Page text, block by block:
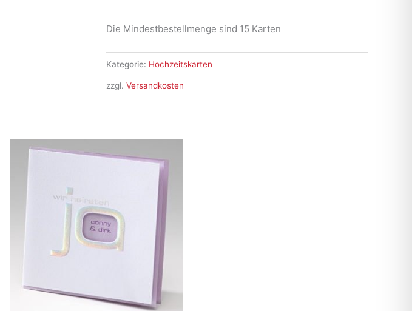
Die Mindestbestellmenge sind 15 Karten
Kategorie: Hochzeitskarten
zzgl. Versandkosten